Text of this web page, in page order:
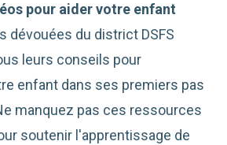
pour aider votre enfant
dévouées du district DSFS
leurs conseils pour
enfant dans ses premiers pas
manquez pas ces ressources
soutenir l'apprentissage de